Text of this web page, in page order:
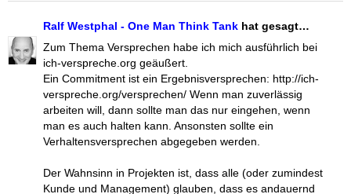
Ralf Westphal - One Man Think Tank hat gesagt…
Zum Thema Versprechen habe ich mich ausführlich bei
ich-verspreche.org geäußert.
Ein Commitment ist ein Ergebnisversprechen: http://ich-
verspreche.org/versprechen/ Wenn man zuverlässig
arbeiten will, dann sollte man das nur eingehen, wenn
man es auch halten kann. Ansonsten sollte ein
Verhaltensversprechen abgegeben werden.
Der Wahnsinn in Projekten ist, dass alle (oder zumindest
Kunde und Management) glauben, dass es andauernd